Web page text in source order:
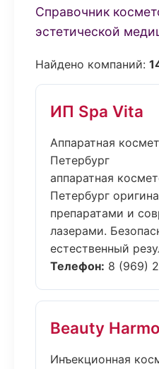
Справочник
эстетической
Найдено компаний:
ИП Spa Vita
Аппаратная
Петербург
аппаратная
Петербург
препаратами и
лазерами.
естественный
Телефон: 8 (969)
Beauty
Инъекционная